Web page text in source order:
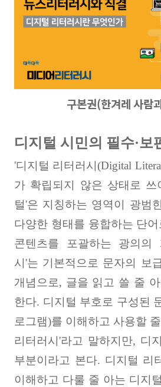
구본권(한겨레 사람
디지털 시민의 필수·보
'디지털 리터러시(Digital
가 확립되지 않은 상태로 쓰
털'은 지칭하는 영역이 광범
다양한 형태를 융합하는 단어
콘텐츠를 포괄하는 광의의
시 '는 기본적으로 문자의 보
개념으로, 글을 읽고 쓸 줄
한다. 디지털 부호로 구성된
로그램)를 이해하고 사용할
리터러시'라고 말하지만, 디
부분이라고 본다. 디지털 리
이해하고 다룰 줄 아는 디지